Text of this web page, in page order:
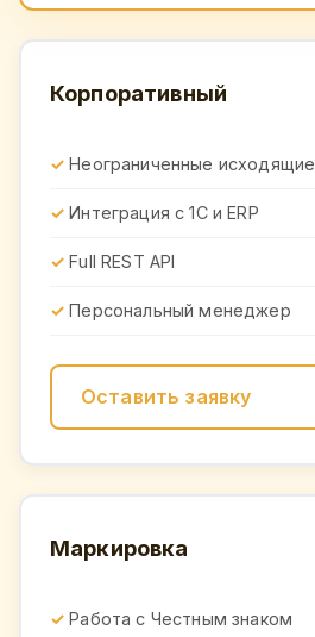
Корпоративный
Неограниченные исходящие
Интеграция с 1С и ERP
Full REST API
Персональный менеджер
Оставить заявку
Маркировка
Работа с Честным знаком